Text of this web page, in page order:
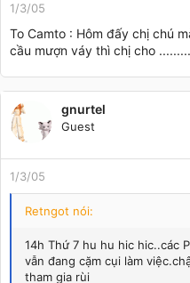
1/3/05
To Camto : Hôm đấy chị chú
cầu mượn váy thì chị cho
gnurtel
Guest
1/3/05
Retngot nói:
14h Th­­ứ 7 hu hu hic hic..các
vẫn đang cặm cụi làm
tham gia rùi